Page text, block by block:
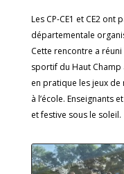
Les CP-CE1 et CE2
départementale
Cette rencontre a
sportif du Haut Champ
en pratique les jeux de
à l’école. Enseignants
et festive sous le soleil.